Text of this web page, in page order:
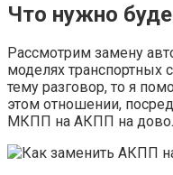
Что нужно
Рассмотрим замену
моделях транспортных
тему разговор, то я
этом отношении,
МКПП на АКПП на